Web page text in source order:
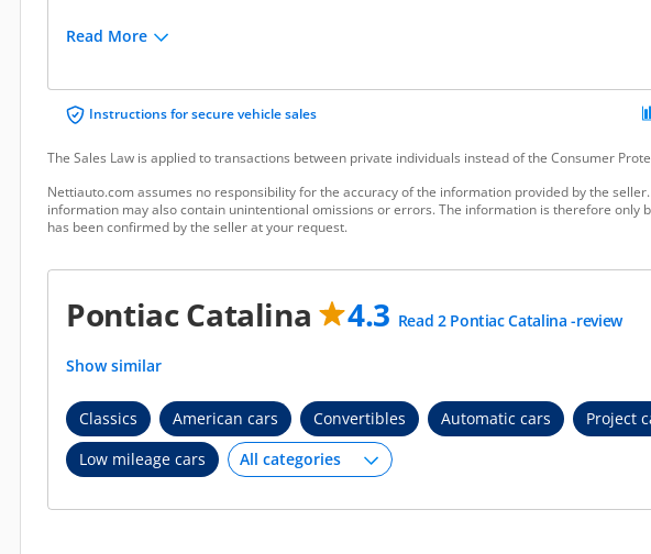
Read More
Instructions for secure vehicle sales
The Sales Law is applied to transactions between private individuals instead of the Consumer
Nettiauto.com assumes no responsibility for the accuracy of the information provided by the
information may also contain unintentional omissions or errors. The information is therefore only
has been confirmed by the seller at your request.
Pontiac Catalina 4.3 Read 2 Pontiac Catalina -review
Show similar
Classics American cars Convertibles Automatic cars
Project
Low mileage cars